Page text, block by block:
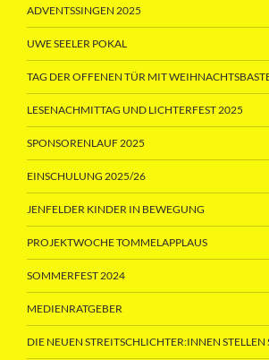
ADVENTSSINGEN 2025
UWE SEELER POKAL
TAG DER OFFENEN TÜR MIT
LESENACHMITTAG UND LICHTERFEST 2025
SPONSORENLAUF 2025
EINSCHULUNG 2025/26
JENFELDER KINDER IN BEWEGUNG
PROJEKTWOCHE TOMMELAPPLAUS
SOMMERFEST 2024
MEDIENRATGEBER
DIE NEUEN STREITSCHLICHTER:INNEN STELLEN